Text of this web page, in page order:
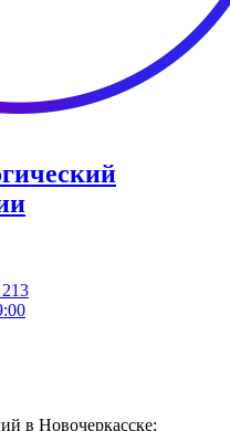
в Новочеркасске;